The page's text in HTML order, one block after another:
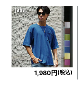
1,980円(税込)